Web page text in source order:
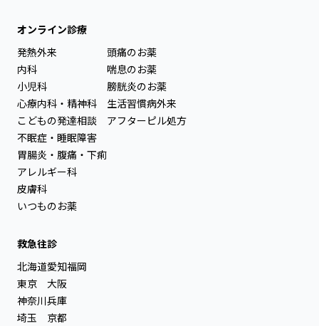
オンライン診療
発熱外来
内科
小児科
心療内科・精神科
こどもの発達相談
不眠症・睡眠障害
胃腸炎・腹痛・下痢
アレルギー科
皮膚科
いつものお薬
頭痛のお薬
喘息のお薬
膀胱炎のお薬
生活習慣病外来
アフターピル処方
救急往診
北海道
東京
神奈川
埼玉
愛知
大阪
兵庫
京都
福岡